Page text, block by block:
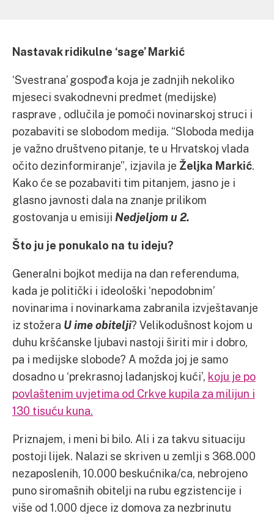
Nastavak ridikulne ‘sage’ Markić
‘Svestrana’ gospođa koja je zadnjih nekoliko
mjeseci svakodnevni predmet (medijske)
rasprave , odlučila je pomoći novinarskoj struci i
pozabaviti se slobodom medija. “Sloboda medija
je važno društveno pitanje, te u Hrvatskoj vlada
očito dezinformiranje”, izjavila je Željka Markić.
Kako će se pozabaviti tim pitanjem, jasno je i
glasno javnosti dala na znanje prilikom
gostovanja u emisiji Nedjeljom u 2.
Što ju je ponukalo na tu ideju?
Generalni bojkot medija na dan referenduma,
kada je politički i ideološki ‘nepodobnim’
novinarima i novinarkama zabranila izvještavanje
iz stožera U ime obitelji? Velikodušnost kojom u
duhu kršćanske ljubavi nastoji širiti mir i dobro,
pa i medijske slobode? A možda joj je samo
dosadno u ‘prekrasnoj ladanjskoj kući’, koju je po
povlaštenim uvjetima od Crkve kupila za milijun i
130 tisuću kuna.
Priznajem, i meni bi bilo. Ali i za takvu situaciju
postoji lijek. Nalazi se skriven u zemlji s 368.000
nezaposlenih, 10.000 beskućnika/ca, nebrojeno
puno siromašnih obitelji na rubu egzistencije i
više od 1.000 djece iz domova za nezbrinutu